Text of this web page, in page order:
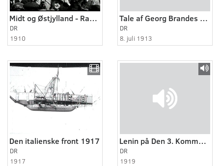
Midt og Østjylland - Randers 1910
DR
1910
Tale af Georg Brandes 1913
DR
8. juli 1913
Den italienske front 1917
DR
1917
Lenin på Den 3. Kommunistiske Internationale
DR
1919